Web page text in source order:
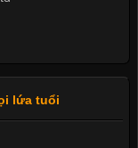
lứa tuổi